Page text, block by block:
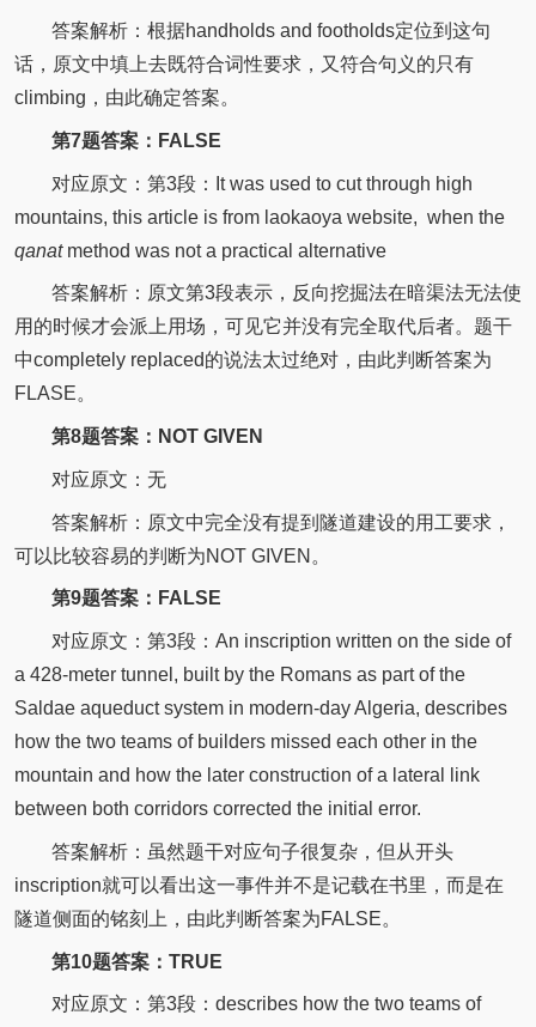
答案解析：根据handholds and footholds定位到这句
话，原文中填上去既符合词性要求，又符合句义的只有
climbing，由此确定答案。
第7题答案：FALSE
对应原文：第3段：It was used to cut through high
mountains, this article is from laokaoya website, when the
qanatmethod was not a practical alternative
答案解析：原文第3段表示，反向挖掘法在暗渠法无法使
用的时候才会派上用场，可见它并没有完全取代后者。题干
中completely replaced的说法太过绝对，由此判断答案为
FLASE。
第8题答案：NOT GIVEN
对应原文：无
答案解析：原文中完全没有提到隧道建设的用工要求，
可以比较容易的判断为NOT GIVEN。
第9题答案：FALSE
对应原文：第3段：An inscription written on the side of
a 428-meter tunnel, built by the Romans as part of the
Saldae aqueduct system in modern-day Algeria, describes
how the two teams of builders missed each other in the
mountain and how the later construction of a lateral link
between both corridors corrected the initial error.
答案解析：虽然题干对应句子很复杂，但从开头
inscription就可以看出这一事件并不是记载在书里，而是在
隧道侧面的铭刻上，由此判断答案为FALSE。
第10题答案：TRUE
对应原文：第3段：describes how the two teams of